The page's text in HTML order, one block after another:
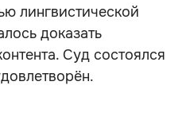
лингвистической
доказать
Суд состоялся